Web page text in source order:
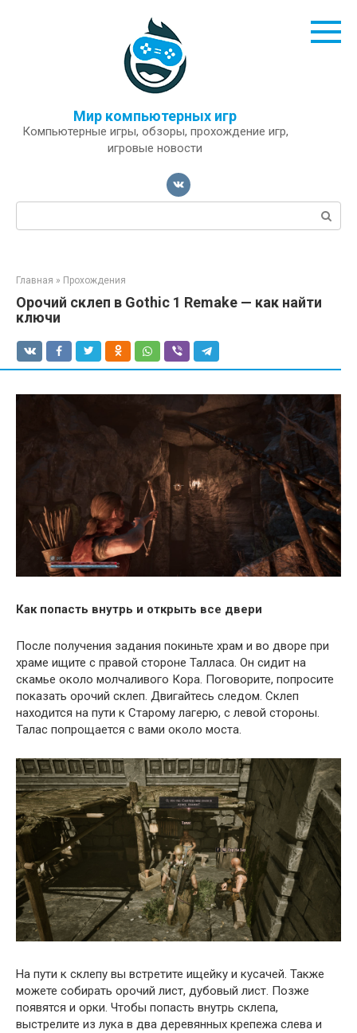
Мир компьютерных игр
Компьютерные игры, обзоры, прохождение игр,
игровые новости
Поиск:
Главная » Прохождения
Орочий склеп в Gothic 1 Remake — как найти
ключи
Как попасть внутрь и открыть все двери
После получения задания покиньте храм и во дворе при
храме ищите с правой стороне Талласа. Он сидит на
скамье около молчаливого Кора. Поговорите, попросите
показать орочий склеп. Двигайтесь следом. Склеп
находится на пути к Старому лагерю, с левой стороны.
Талас попрощается с вами около моста.
На пути к склепу вы встретите ищейку и кусачей. Также
можете собирать орочий лист, дубовый лист. Позже
появятся и орки. Чтобы попасть внутрь склепа,
выстрелите из лука в два деревянных крепежа слева и